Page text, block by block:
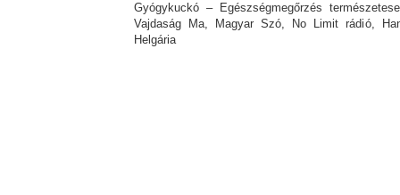
Gyógykuckó – Egészségmegőrzés
Vajdaság Ma, Magyar Szó, No Limit rádió,
Helgária